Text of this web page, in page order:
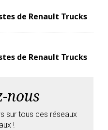
de Renault Trucks
de Renault Trucks
nous
sur tous ces réseaux
!